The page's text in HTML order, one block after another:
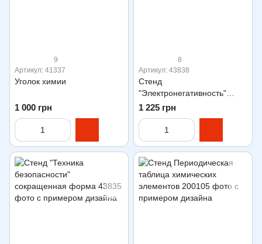
9
Артикул: 41337
Уголок химии
1 000 грн
8
Артикул: 43838
Стенд
"Электронегативность"
градиент
1 225 грн